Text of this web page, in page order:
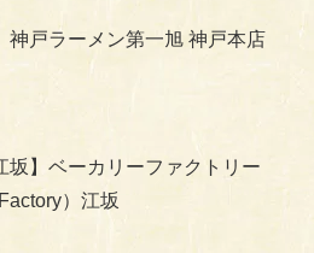
神戸ラーメン第一旭 神戸本店
坂】ベーカリーファクトリー
）江坂